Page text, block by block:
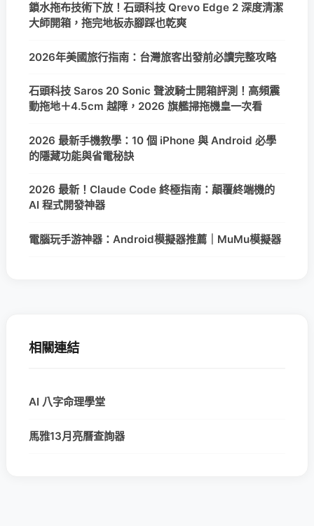
鎖水拖布技術下放！石頭科技 Qrevo Edge 2 深度清潔
大師開箱，拖完地板赤腳踩也乾爽
2026年美國旅行指南：台灣旅客出發前必讀完整攻略
石頭科技 Saros 20 Sonic 聲波騎士開箱評測！高頻震
動拖地＋4.5cm 越障，2026 旗艦掃拖機皇一次看
2026 最新手機教學：10 個 iPhone 與 Android 必學
的隱藏功能與省電秘訣
2026 最新！Claude Code 終極指南：顛覆終端機的
AI 程式開發神器
電腦玩手游神器：Android模擬器推薦｜MuMu模擬器
相關連結
AI 八字命理學堂
馬雅13月亮曆查詢器